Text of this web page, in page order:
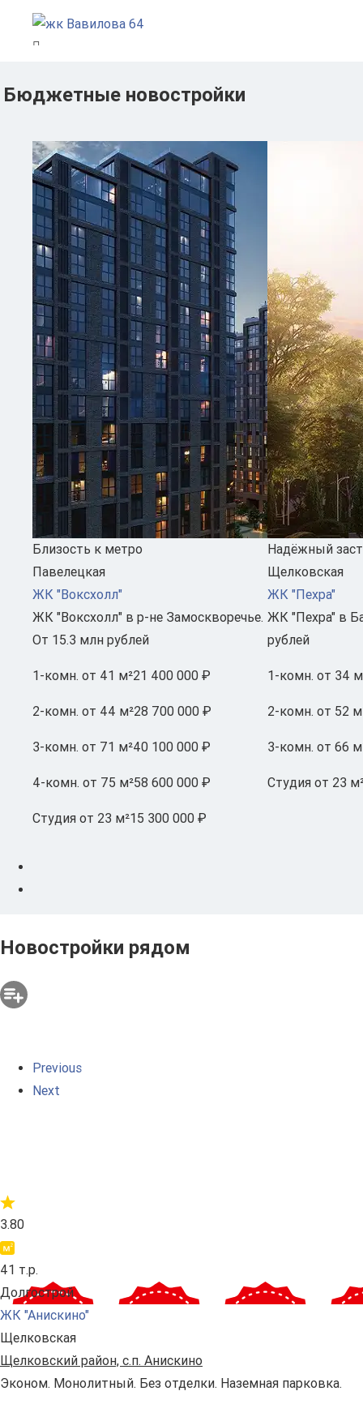
Бюджетные новостройки
Близость к метро
Павелецкая
ЖК "Воксхолл"
ЖК "Воксхолл" в р-не Замоскворечье.
От 15.3 млн рублей
1-комн. от 41 м²21 400 000 ₽
2-комн. от 44 м²28 700 000 ₽
3-комн. от 71 м²40 100 000 ₽
4-комн. от 75 м²58 600 000 ₽
Студия от 23 м²15 300 000 ₽
Надёжный
Щелковская
ЖК "Пехра"
ЖК "Пехра" в
рублей
1-комн. от 34
2-комн. от 52
3-комн. от 66
Студия от 23
Новостройки рядом
Previous
Next
3.80
41 т.р.
Долгострой
ЖК "Анискино"
Щелковская
Щелковский район, с.п. Анискино
Эконом. Монолитный. Без отделки. Наземная парковка.